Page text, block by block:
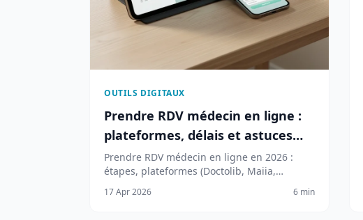
OUTILS DIGITAUX
Prendre RDV médecin en ligne :
plateformes, délais et astuces
pour 2026
Prendre RDV médecin en ligne en 2026 :
étapes, plateformes (Doctolib, Maiia,
obtenir un créneau rapidement.
17 Apr 2026 6 min